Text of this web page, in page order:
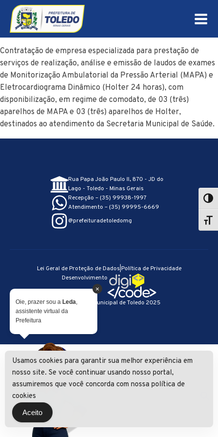
Contratação de empresa especializada para prestação de
serviços de realização, análise e emissão de laudos de exames
de Monitorização Ambulatorial da Pressão Arterial (MAPA) e
Eletrocardiograma Dinâmico (Holter 24 horas), com
disponibilização, em regime de comodato, de 03 (três)
aparelhos de MAPA e 03 (três) aparelhos de Holter,
destinados ao atendimento da Secretaria Municipal de Saúde.
Rua Papa João Paulo II, 870 - JD do
Lago - Toledo - Minas Gerais
Recepção – (35) 99938-1997
Atendimento – (35) 99995-6669
@prefeituradetoledomg
© Prefeitura Municipal de Toledo 2025
Lei Geral de Proteção de Dados|Política de Privacidade
Desenvolvimento
×
Oie, prazer sou a Leda,
assistente virtual da
Prefeitura
Usamos cookies para garantir sua melhor experiência em
nosso site. Se você continuar usando nosso portal,
assumiremos que você concorda com nossa política de
cookies
Aceito